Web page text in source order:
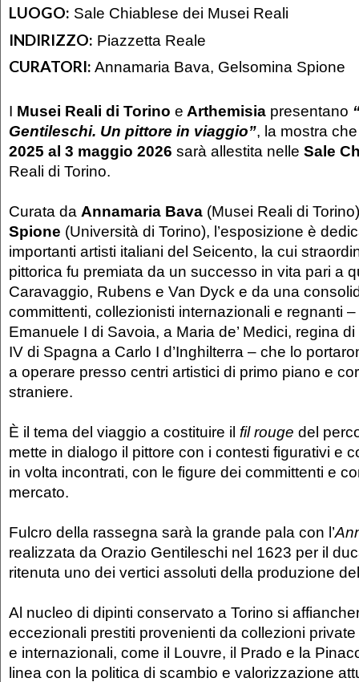
LUOGO: Sale Chiablese dei Musei Reali
INDIRIZZO: Piazzetta Reale
CURATORI: Annamaria Bava, Gelsomina Spione
I Musei Reali di Torino e Arthemisia presentano
Gentileschi. Un pittore in viaggio”, la mostra
2025 al 3 maggio 2026 sarà allestita nelle Sale
Reali di Torino.
Curata da Annamaria Bava (Musei Reali di
Spione (Università di Torino), l’esposizione è
importanti artisti italiani del Seicento, la cui
pittorica fu premiata da un successo in vita pari a
Caravaggio, Rubens e Van Dyck e da una
committenti, collezionisti internazionali e regnanti
Emanuele I di Savoia, a Maria de’ Medici, regina
IV di Spagna a Carlo I d’Inghilterra – che lo
a operare presso centri artistici di primo piano e
straniere.
È il tema del viaggio a costituire il fil rouge del
mette in dialogo il pittore con i contesti figurativi e
in volta incontrati, con le figure dei committenti e
mercato.
Fulcro della rassegna sarà la grande pala con l’
realizzata da Orazio Gentileschi nel 1623 per il
ritenuta uno dei vertici assoluti della produzione
Al nucleo di dipinti conservato a Torino si
eccezionali prestiti provenienti da collezioni
e internazionali, come il Louvre, il Prado e la
linea con la politica di scambio e valorizzazione